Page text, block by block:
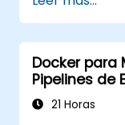
Docker para
Pipelines de
21 Horas